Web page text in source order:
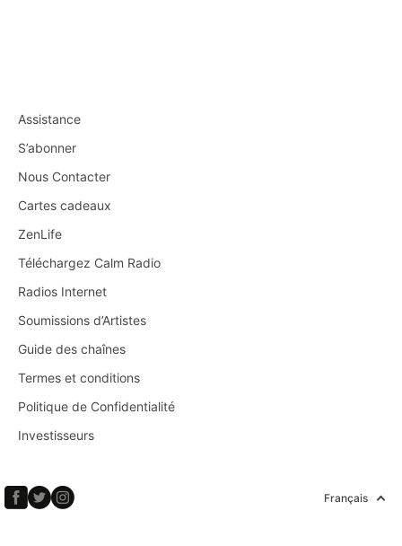
Assistance
S’abonner
Nous Contacter
Cartes cadeaux
ZenLife
Téléchargez Calm Radio
Radios Internet
Soumissions d’Artistes
Guide des chaînes
Termes et conditions
Politique de Confidentialité
Investisseurs
Français